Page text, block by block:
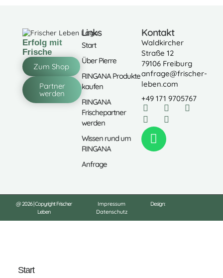
Erfolg mit
Frische
Zum Shop
Partner
werden
Links
Start
Über Pierre
RINGANA Produkte
kaufen
RINGANA
Frischepartner
werden
Wissen rund um
RINGANA
Anfrage
Kontakt
Waldkircher
Straße 12
79106 Freiburg
anfrage@frischer-
leben.com
+49 171 9705767
@ 2026 | Copyright Frischer
Leben
Impressum
Datenschutz
Design:
Start